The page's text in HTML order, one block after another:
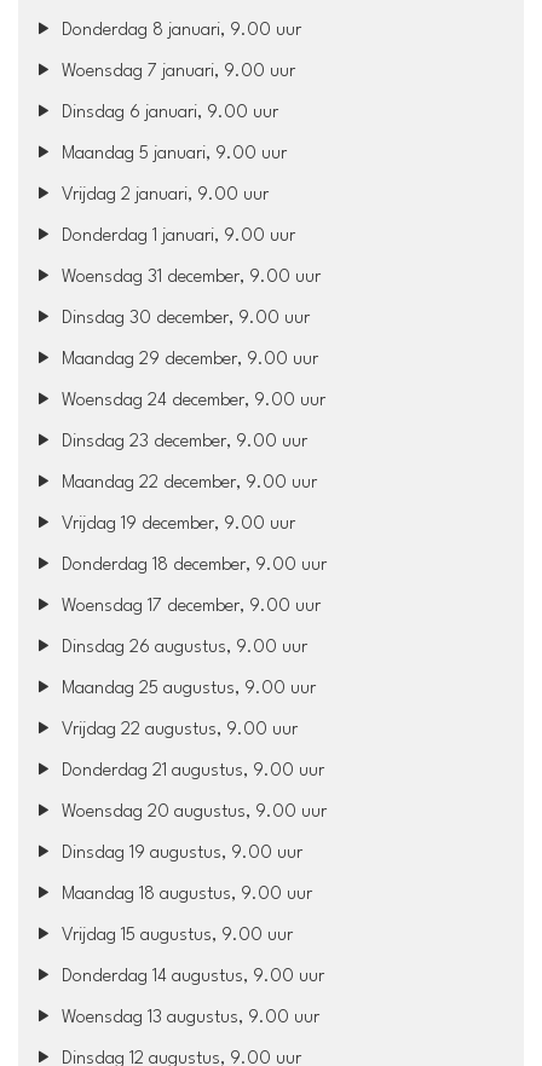
Donderdag 8 januari, 9.00 uur
Woensdag 7 januari, 9.00 uur
Dinsdag 6 januari, 9.00 uur
Maandag 5 januari, 9.00 uur
Vrijdag 2 januari, 9.00 uur
Donderdag 1 januari, 9.00 uur
Woensdag 31 december, 9.00 uur
Dinsdag 30 december, 9.00 uur
Maandag 29 december, 9.00 uur
Woensdag 24 december, 9.00 uur
Dinsdag 23 december, 9.00 uur
Maandag 22 december, 9.00 uur
Vrijdag 19 december, 9.00 uur
Donderdag 18 december, 9.00 uur
Woensdag 17 december, 9.00 uur
Dinsdag 26 augustus, 9.00 uur
Maandag 25 augustus, 9.00 uur
Vrijdag 22 augustus, 9.00 uur
Donderdag 21 augustus, 9.00 uur
Woensdag 20 augustus, 9.00 uur
Dinsdag 19 augustus, 9.00 uur
Maandag 18 augustus, 9.00 uur
Vrijdag 15 augustus, 9.00 uur
Donderdag 14 augustus, 9.00 uur
Woensdag 13 augustus, 9.00 uur
Dinsdag 12 augustus, 9.00 uur